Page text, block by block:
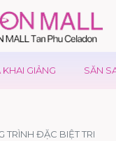
GIẢNG SĂN
TRÌNH ĐẶC BIỆT TRI